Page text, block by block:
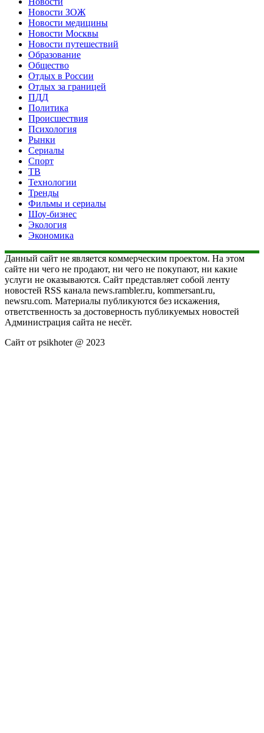
Новости ЗОЖ
Новости медицины
Новости Москвы
Новости путешествий
Образование
Общество
Отдых в России
Отдых за границей
ПДД
Политика
Происшествия
Психология
Рынки
Сериалы
Спорт
ТВ
Технологии
Тренды
Фильмы и сериалы
Шоу-бизнес
Экология
Экономика
Данный сайт не является коммерческим проектом. На этом
сайте ни чего не продают, ни чего не покупают, ни какие
услуги не оказываются. Сайт представляет собой ленту
новостей RSS канала news.rambler.ru, kommersant.ru,
newsru.com. Материалы публикуются без искажения,
ответственность за достоверность публикуемых новостей
Администрация сайта не несёт.
Сайт от psikhoter @ 2023